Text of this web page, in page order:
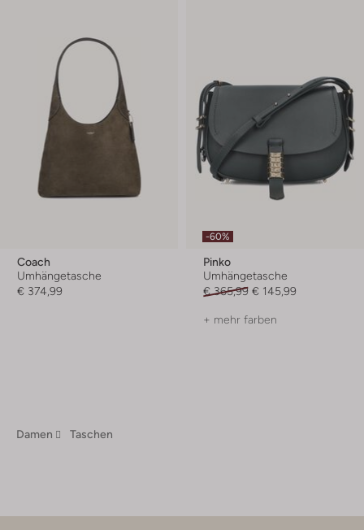
Coach
Umhängetasche
€ 374,99
-60%
Pinko
Umhängetasche
€ 365,99 € 145,99
+ mehr farben
Damen Taschen